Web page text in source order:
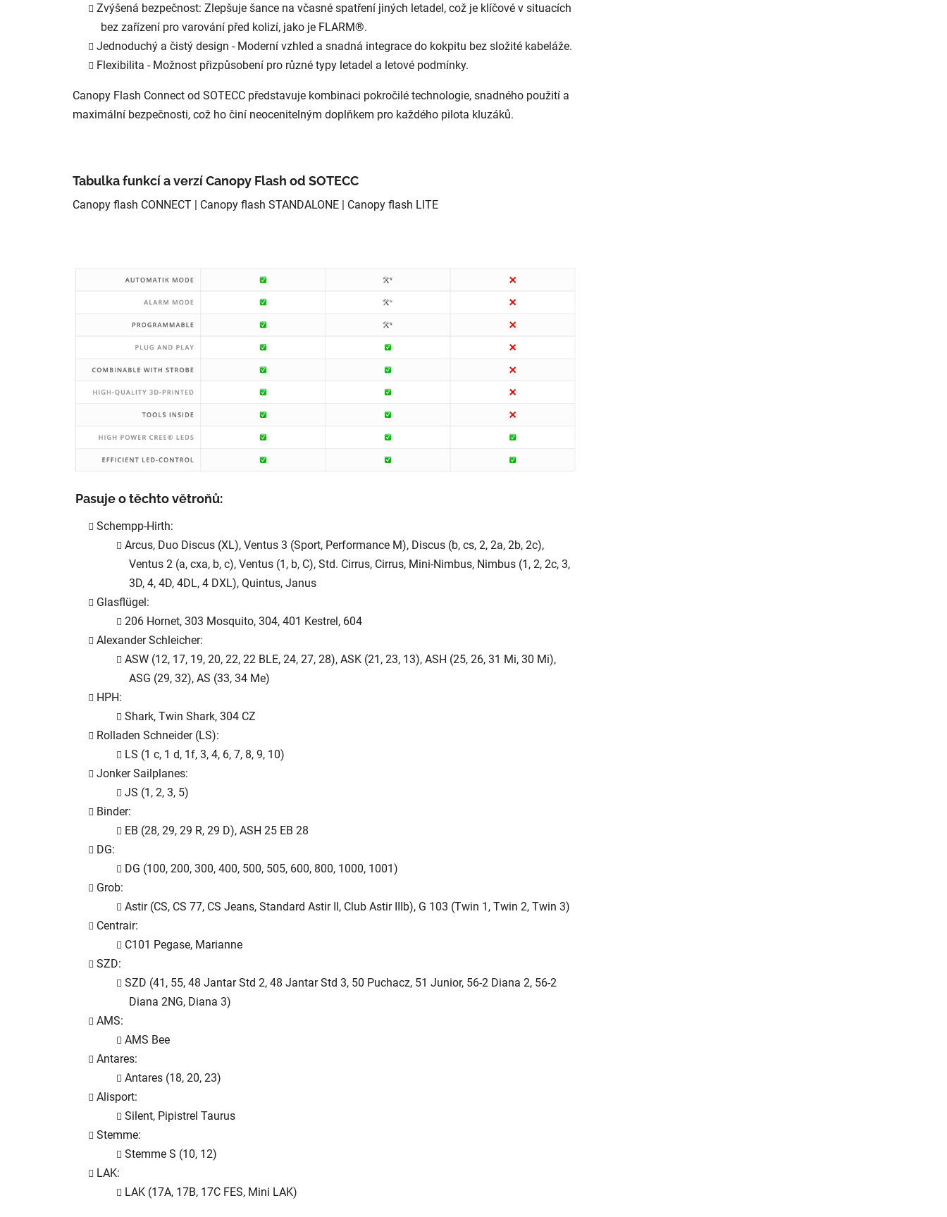
Zvýšená bezpečnost: Zlepšuje šance na včasné spatření jiných letadel, což je klíčové v situacích
bez zařízení pro varování před kolizí, jako je FLARM®.
Jednoduchý a čistý design - Moderní vzhled a snadná integrace do kokpitu bez složité kabeláže.
Flexibilita - Možnost přizpůsobení pro různé typy letadel a letové podmínky.
Canopy Flash Connect od SOTECC představuje kombinaci pokročilé technologie, snadného použití a
maximální bezpečnosti, což ho činí neocenitelným doplňkem pro každého pilota kluzáků.
Tabulka funkcí a verzí Canopy Flash od SOTECC
Canopy flash CONNECT | Canopy flash STANDALONE | Canopy flash LITE
Pasuje o těchto větroňů:
Schempp-Hirth:
Arcus, Duo Discus (XL), Ventus 3 (Sport, Performance M), Discus (b, cs, 2, 2a, 2b, 2c),
Ventus 2 (a, cxa, b, c), Ventus (1, b, C), Std. Cirrus, Cirrus, Mini-Nimbus, Nimbus (1, 2, 2c, 3,
3D, 4, 4D, 4DL, 4 DXL), Quintus, Janus
Glasflügel:
206 Hornet, 303 Mosquito, 304, 401 Kestrel, 604
Alexander Schleicher:
ASW (12, 17, 19, 20, 22, 22 BLE, 24, 27, 28), ASK (21, 23, 13), ASH (25, 26, 31 Mi, 30 Mi),
ASG (29, 32), AS (33, 34 Me)
HPH:
Shark, Twin Shark, 304 CZ
Rolladen Schneider (LS):
LS (1 c, 1 d, 1f, 3, 4, 6, 7, 8, 9, 10)
Jonker Sailplanes:
JS (1, 2, 3, 5)
Binder:
EB (28, 29, 29 R, 29 D), ASH 25 EB 28
DG:
DG (100, 200, 300, 400, 500, 505, 600, 800, 1000, 1001)
Grob:
Astir (CS, CS 77, CS Jeans, Standard Astir II, Club Astir IIIb), G 103 (Twin 1, Twin 2, Twin 3)
Centrair:
C101 Pegase, Marianne
SZD:
SZD (41, 55, 48 Jantar Std 2, 48 Jantar Std 3, 50 Puchacz, 51 Junior, 56-2 Diana 2, 56-2
Diana 2NG, Diana 3)
AMS:
AMS Bee
Antares:
Antares (18, 20, 23)
Alisport:
Silent, Pipistrel Taurus
Stemme:
Stemme S (10, 12)
LAK:
LAK (17A, 17B, 17C FES, Mini LAK)